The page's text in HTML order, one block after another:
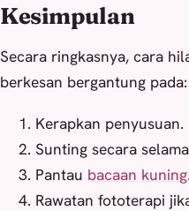
Kesimpulan
Secara ringkasnya, cara
berkesan bergantung pada:
Kerapkan penyusuan.
Sunting secara
Pantau bacaan kuning.
Rawatan fototerapi